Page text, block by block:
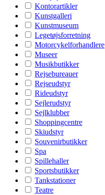
Kontorartikler
Kunstgalleri
Kunstmuseum
Legetøjsforretning
Motorcykelforhandlere
Museer
Musikbutikker
Rejsebureauer
Rejseudstyr
Rideudstyr
Sejlerudstyr
Sejlklubber
Shoppingcentre
Skiudstyr
Souvenirbutikker
Spa
Spillehaller
Sportsbutikker
Tankstationer
Teatre